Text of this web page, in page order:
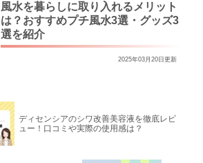
風水を暮らしに取り入れるメリット
は？おすすめプチ風水3選・グッズ3
選を紹介
2025年03月20日更新
ディセンシアのシワ改善美容液を徹底レビ
ュー！口コミや実際の使用感は？